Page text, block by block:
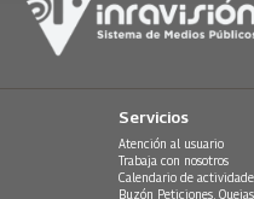
Servicios
Atención al usuario
Trabaja con nosotros
Calendario de
Buzón Peticiones,